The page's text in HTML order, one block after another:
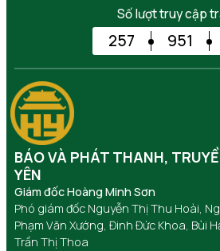
Số lượt truy cập
257 951
BÁO VÀ PHÁT THANH,
YÊN
Giám đốc Hoàng Minh Sơn
Phó giám đốc Nguyễn Thị Thu Hoài,
Phạm Văn Xướng, Đinh Đức Khoa, Bùi
Trần Thị Thoa